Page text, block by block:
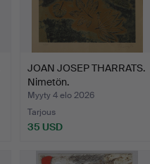
JOAN JOSEP THARRATS.
Nimetön.
Myyty 4 elo 2026
Tarjous
35 USD